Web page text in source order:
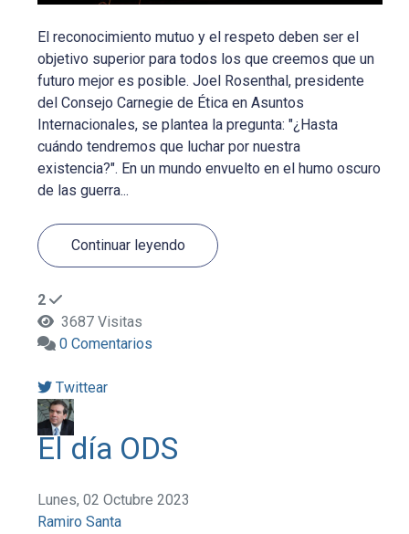
El reconocimiento mutuo y el respeto deben ser el
objetivo superior para todos los que creemos que un
futuro mejor es posible. Joel Rosenthal, presidente
del Consejo Carnegie de Ética en Asuntos
Internacionales, se plantea la pregunta: "¿Hasta
cuándo tendremos que luchar por nuestra
existencia?". En un mundo envuelto en el humo oscuro
de las guerra...
Continuar leyendo
2
3687 Visitas
0 Comentarios
Twittear
El día ODS
Lunes, 02 Octubre 2023
Ramiro Santa